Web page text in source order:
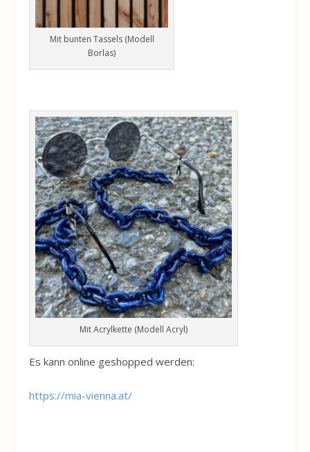
Mit bunten Tassels (Modell
Borlas)
Mit Acrylkette (Modell Acryl)
Es kann online geshopped werden:
https://mia-vienna.at/